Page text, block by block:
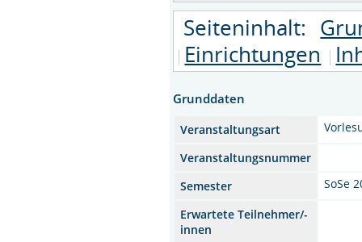
Seiteninhalt:
Einrichtungen
Grunddaten
Veranstaltungsart
Veranstaltungsnummer
Semester
SoSe
Erwartete Teilnehmer/-
innen